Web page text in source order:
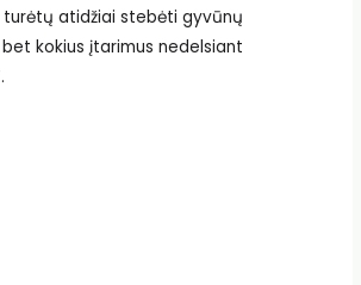
atidžiai stebėti gyvūnų
kokius įtarimus nedelsiant